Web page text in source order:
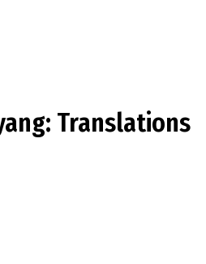
Translations